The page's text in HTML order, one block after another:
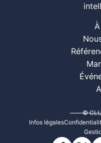
©
Infos légales